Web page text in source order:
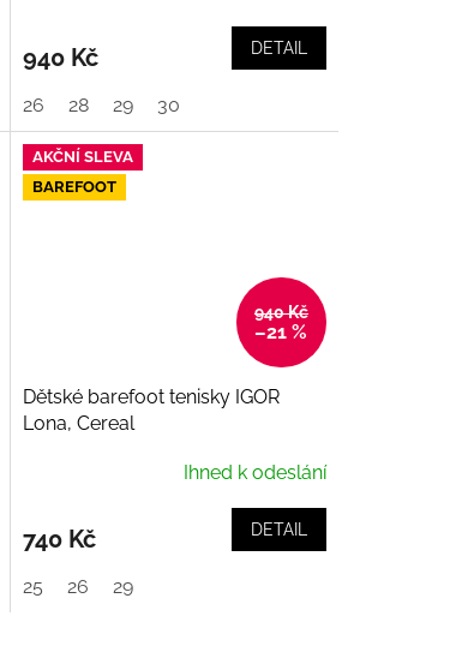
940 Kč DETAIL
26 28 29 30
AKČNÍ SLEVA
BAREFOOT
940 Kč
–21 %
Dětské barefoot tenisky IGOR
Lona, Cereal
Ihned k odeslání
740 Kč DETAIL
25 26 29